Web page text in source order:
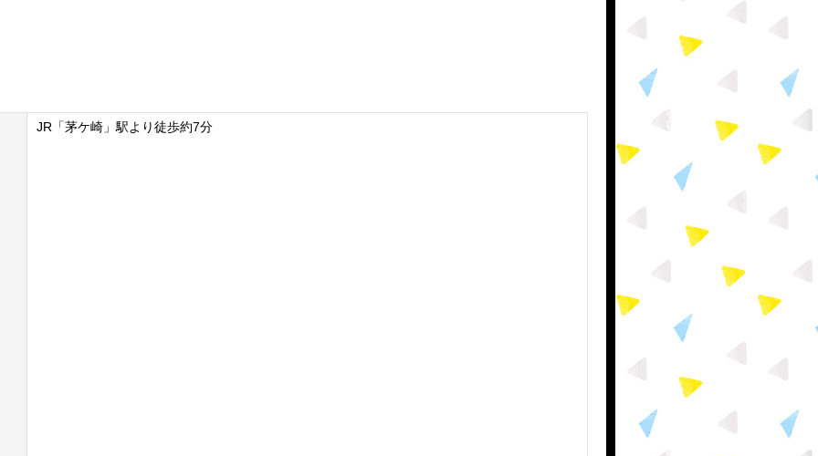
JR「茅ケ崎」駅より徒歩約7分